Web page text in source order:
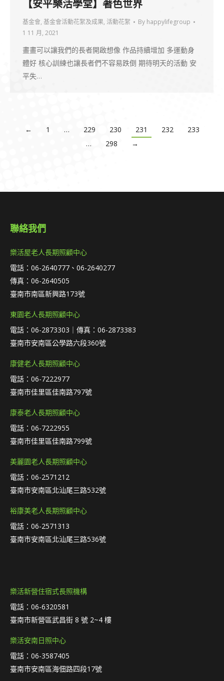
【安平樂活學堂】著色世界
基金會, 基金會活動花絮及成果, 活動花絮 By happylifegroup
1 11 月, 2021
畫畫可以讓我們的長者開啟想像 作品持續增加 多運動身
體好 核心訓練也讓長者們不容易跌倒 期待明天的活動 安
平失…
← 1 … 229 230 231 232
233
…
298 →
聯絡我們
樂活屋老人長期照顧中心
電話：06-2640777、06-2640277
傳真：06-2640505
臺南市南區新興路173號
東園老人長期照顧中心
電話：06-2873303｜傳真：06-2873383
臺南市安南區公學路六段360號
康健老人長期照顧中心
電話：06-7222977
臺南市佳里區佳南路797號
康泰老人長期照顧中心
電話：06-7222955
臺南市佳里區佳南路799號
美麗園老人長期照顧中心
電話：06-2571212
臺南市安南區北汕尾三路532號
裕康美老人長期照顧中心
電話：06-2571313
臺南市安南區北汕尾三路536號
樂活新營住宿式長照機構
電話：06-6320581
臺南市新營區武昌街 8 號 2~4 樓
樂活安南日照中心
電話：06-3587405
臺南市安南區海佃路四段17號